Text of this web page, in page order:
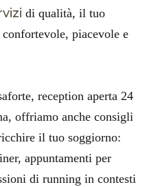
di qualità, il tuo
piacevole e
reception aperta 24
offriamo anche consigli
il tuo soggiorno:
appuntamenti per
di running in contesti